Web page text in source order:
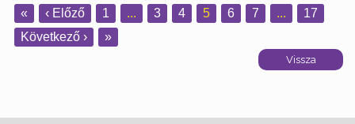
« ‹ Előző 1 ... 3 4 5 6 7 ...
17
Következő ›
»